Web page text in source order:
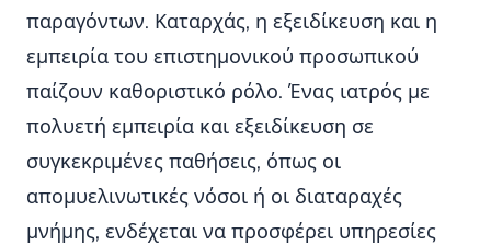
παραγόντων. Καταρχάς, η εξειδίκευση και η
εμπειρία του επιστημονικού προσωπικού
παίζουν καθοριστικό ρόλο. Ένας ιατρός με
πολυετή εμπειρία και εξειδίκευση σε
συγκεκριμένες παθήσεις, όπως οι
απομυελινωτικές νόσοι ή οι διαταραχές
μνήμης, ενδέχεται να προσφέρει υπηρεσίες